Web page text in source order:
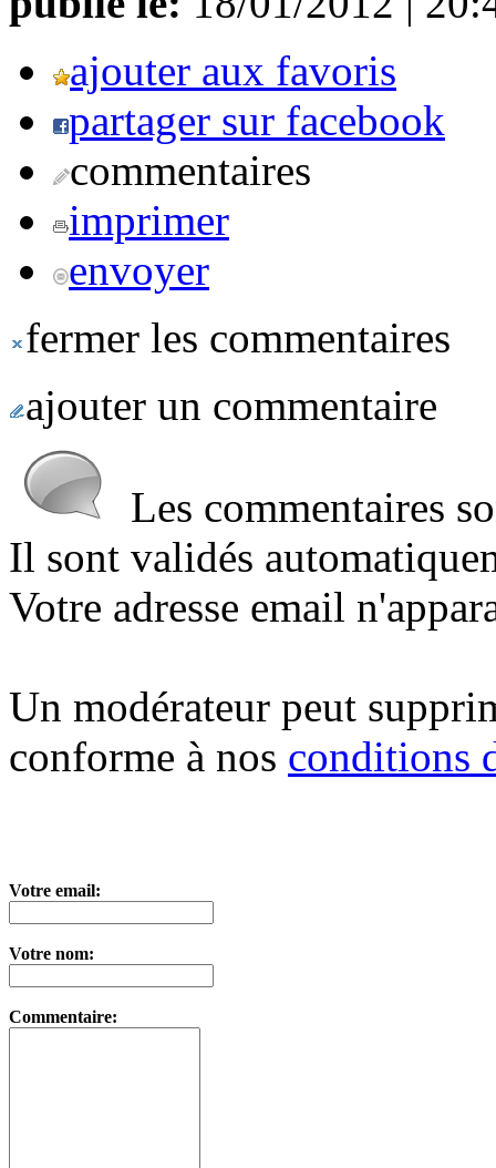
ajouter aux favoris
partager sur facebook
commentaires
imprimer
envoyer
fermer les commentaires
ajouter un commentaire
Les commentaires
Il sont validés
Votre adresse email
Un modérateur peut
conforme à nos conditions
Votre email:
Votre nom:
Commentaire: